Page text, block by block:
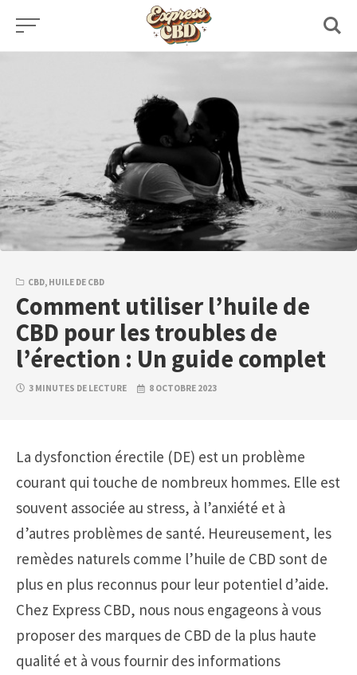
Skip
CBD, HUILE DE CBD
Comment utiliser l’huile de
CBD pour les troubles de
l’érection : Un guide complet
3 MINUTES DE LECTURE 8 OCTOBRE 2023
La dysfonction érectile (DE) est un problème
courant qui touche de nombreux hommes. Elle est
souvent associée au stress, à l’anxiété et à
d’autres problèmes de santé. Heureusement, les
remèdes naturels comme l’huile de CBD sont de
plus en plus reconnus pour leur potentiel d’aide.
Chez Express CBD, nous nous engageons à vous
proposer des marques de CBD de la plus haute
qualité et à vous fournir des informations